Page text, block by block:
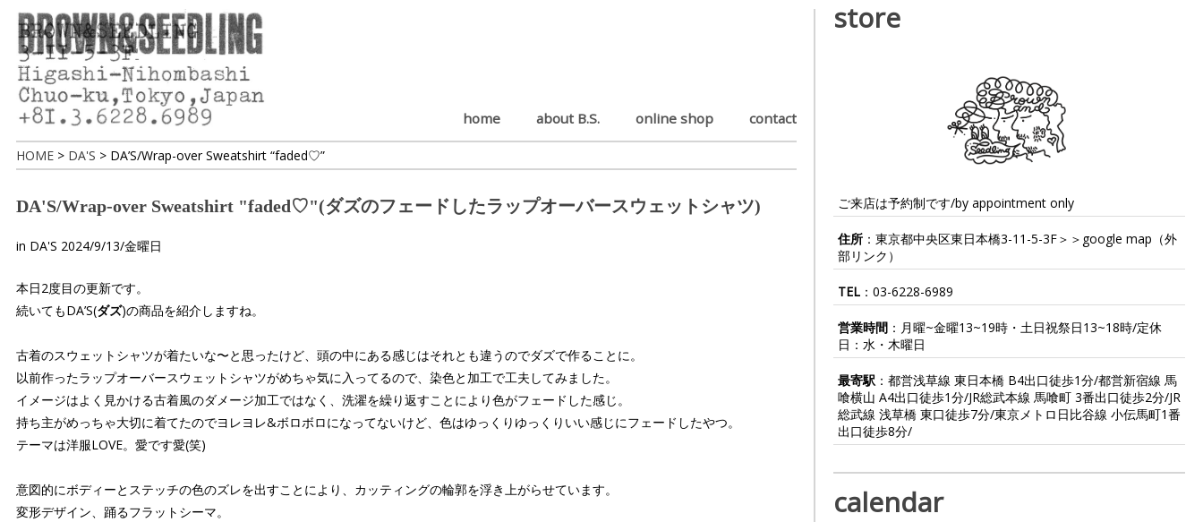
home about B.S. online shop contact
HOME > DA'S > DA’S/Wrap-over Sweatshirt “faded♡”
DA'S/Wrap-over Sweatshirt "faded♡"(ダズのフェードしたラップオーバースウェットシャツ)
in DA'S 2024/9/13/金曜日
本日2度目の更新です。
続いてもDA’S(ダズ)の商品を紹介しますね。
古着のスウェットシャツが着たいな〜と思ったけど、頭の中にある感じはそれとも違うのでダズで作ることに。
以前作ったラップオーバースウェットシャツがめちゃ気に入ってるので、染色と加工で工夫してみました。
イメージはよく見かける古着風のダメージ加工ではなく、洗濯を繰り返すことにより色がフェードした感じ。
持ち主がめっちゃ大切に着てたのでヨレヨレ&ボロボロになってないけど、色はゆっくりゆっくりいい感じにフェードしたやつ。
テーマは洋服LOVE。愛です愛(笑)
意図的にボディーとステッチの色のズレを出すことにより、カッティングの輪郭を浮き上がらせています。
変形デザイン、踊るフラットシーマ。
store
ご来店は予約制です/by appointment only
住所 ：東京都中央区東日本橋3-11-5-3F＞＞ google map （外
部リンク）
TEL ：03-6228-6989
営業時間 ：月曜~金曜13~19時・土日祝祭日13~18時/定休
日：水・木曜日
最寄駅 ：都営浅草線 東日本橋 B4出口徒歩1分/都営新宿線 馬
喰横山 A4出口徒歩1分/JR総武本線 馬喰町 3番出口徒歩2分/JR
総武線 浅草橋 東口徒歩7分/東京メトロ日比谷線 小伝馬町1番
出口徒歩8分/
calendar